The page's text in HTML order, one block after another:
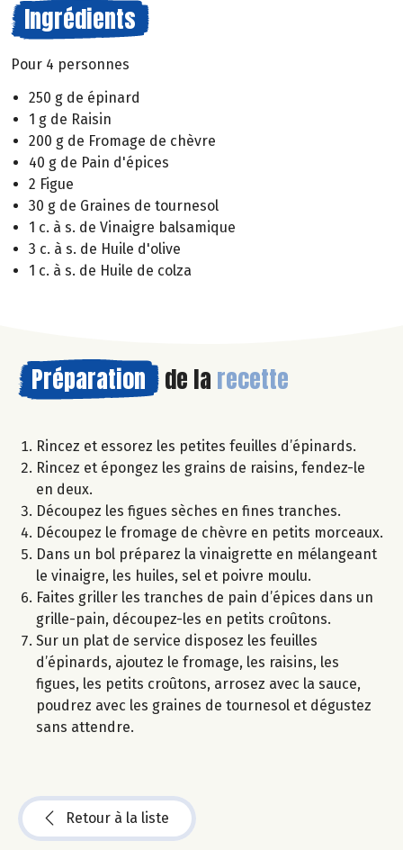
Ingrédients
Pour 4 personnes
250 g de épinard
1 g de Raisin
200 g de Fromage de chèvre
40 g de Pain d'épices
2 Figue
30 g de Graines de tournesol
1 c. à s. de Vinaigre balsamique
3 c. à s. de Huile d'olive
1 c. à s. de Huile de colza
Préparation de la recette
Rincez et essorez les petites feuilles d’épinards.
Rincez et épongez les grains de raisins, fendez-le
en deux.
Découpez les figues sèches en fines tranches.
Découpez le fromage de chèvre en petits morceaux.
Dans un bol préparez la vinaigrette en mélangeant
le vinaigre, les huiles, sel et poivre moulu.
Faites griller les tranches de pain d’épices dans un
grille-pain, découpez-les en petits croûtons.
Sur un plat de service disposez les feuilles
d’épinards, ajoutez le fromage, les raisins, les
figues, les petits croûtons, arrosez avec la sauce,
poudrez avec les graines de tournesol et dégustez
sans attendre.
Retour à la liste